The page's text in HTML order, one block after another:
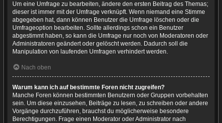
Um eine Umfrage zu bearbeiten, ändere den ersten Beitrag des Themas;
dieser ist immer mit der Umfrage verknüpft. Wenn niemand eine Stimme
abgegeben hat, dann können Benutzer die Umfrage löschen oder die
Umfrageoption bearbeiten. Sollte allerdings schon ein Benutzer
abgestimmt haben, so kann die Umfrage nur noch von Moderatoren oder
Administratoren geändert oder gelöscht werden. Dadurch soll die
Manipulation von laufenden Umfragen verhindert werden.
Nach oben
Warum kann ich auf bestimmte Foren nicht zugreifen?
Manche Foren können bestimmten Benutzern oder Gruppen vorbehalten
sein. Um diese einzusehen, Beiträge zu lesen, zu schreiben oder andere
Vorgänge durchzuführen, brauchst du möglicherweise besondere
Berechtigungen. Frage einen Moderator oder Administrator nach